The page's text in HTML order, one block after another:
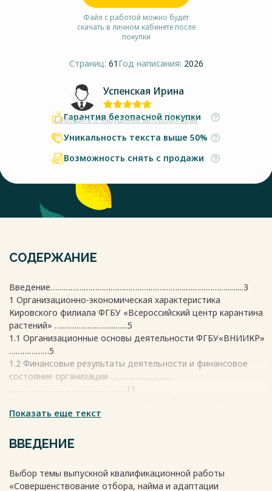
Файл с работой можно будет
скачать в личном кабинете после
покупки
Страниц: 61 Год написания: 2026
Успенская Ирина
Сообщить о нарушении авторских прав
Гарантия безопасной покупки
Уникальность текста выше 50%
Возможность снять с продажи
СОДЕРЖАНИЕ
Введение…………………………………………………….………………...…...3
1 Организационно-экономическая характеристика
Кировского филиала ФГБУ «Всероссийский центр карантина
растений» ….…………………...…...5
1.1 Организационные основы деятельности ФГБУ«ВНИИКР»
………………5
1.2 Финансовые результаты деятельности и финансовое
состояние организации ……………………….
……………………………………………..11
человеческих ресурсов в Кировском филиале ФГБУ
растений»…………………………………………………………………………21
2.1 Понятие и сущность отбора, найма и адаптации
2.2 Актуальные проблемы отбора, найма и адаптации
Показать еще текст
ВВЕДЕНИЕ
Выбор темы выпускной квалификационной работы
«Совершенствование отбора, найма и адаптации